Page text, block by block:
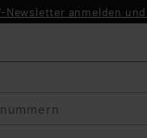
Newsletter anmelden